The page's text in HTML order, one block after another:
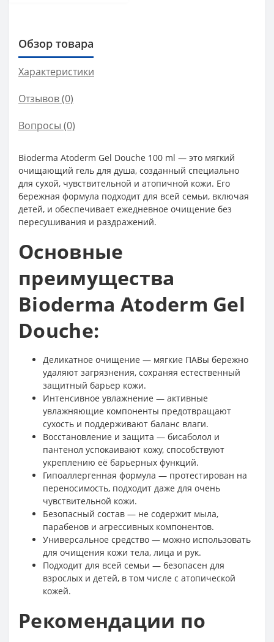
Обзор товара
Характеристики
Отзывов (0)
Вопросы (0)
Bioderma Atoderm Gel Douche 100 ml — это мягкий
очищающий гель для душа, созданный специально
для сухой, чувствительной и атопичной кожи. Его
бережная формула подходит для всей семьи, включая
детей, и обеспечивает ежедневное очищение без
пересушивания и раздражений.
Основные
преимущества
Bioderma Atoderm Gel
Douche:
Деликатное очищение — мягкие ПАВы бережно
удаляют загрязнения, сохраняя естественный
защитный барьер кожи.
Интенсивное увлажнение — активные
увлажняющие компоненты предотвращают
сухость и поддерживают баланс влаги.
Восстановление и защита — бисаболол и
пантенол успокаивают кожу, способствуют
укреплению её барьерных функций.
Гипоаллергенная формула — протестирован на
переносимость, подходит даже для очень
чувствительной кожи.
Безопасный состав — не содержит мыла,
парабенов и агрессивных компонентов.
Универсальное средство — можно использовать
для очищения кожи тела, лица и рук.
Подходит для всей семьи — безопасен для
взрослых и детей, в том числе с атопической
кожей.
Рекомендации по